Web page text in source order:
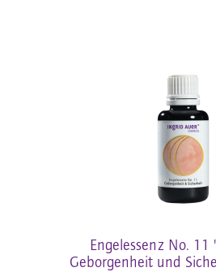
Engelessenz No. 11
Geborgenheit und